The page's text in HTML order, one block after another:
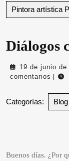
Pintora artística
Diálogos
19 de junio de
comentarios
Categorías: Blog
Buenos días. ¿Por